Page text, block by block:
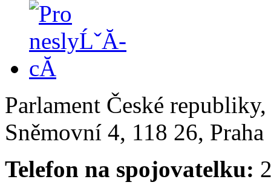
Parlament České
Sněmovní 4, 118 26,
Telefon na spojovatelku: